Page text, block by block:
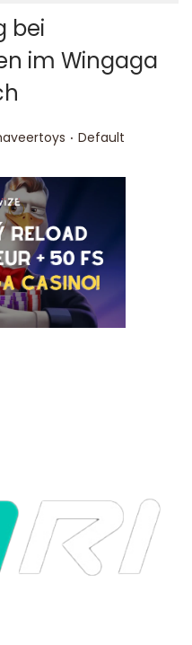
bei
im Wingaga
. Posted in
Default